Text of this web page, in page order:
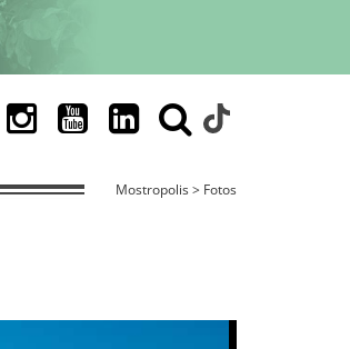
Mostropolis > Fotos